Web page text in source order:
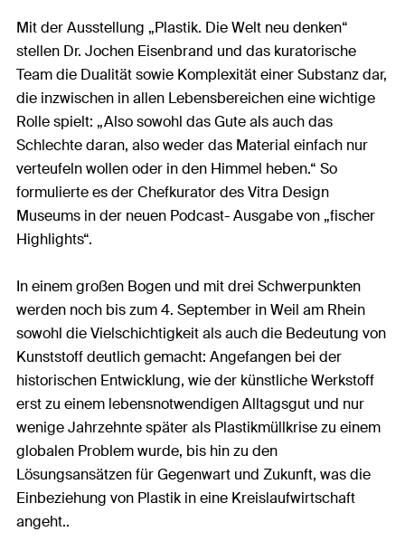
Mit der Ausstellung „Plastik. Die Welt neu denken“
stellen Dr. Jochen Eisenbrand und das kuratorische
Team die Dualität sowie Komplexität einer Substanz dar,
die inzwischen in allen Lebensbereichen eine wichtige
Rolle spielt: „Also sowohl das Gute als auch das
Schlechte daran, also weder das Material einfach nur
verteufeln wollen oder in den Himmel heben.“ So
formulierte es der Chefkurator des Vitra Design
Museums in der neuen Podcast- Ausgabe von „fischer
Highlights“.
In einem großen Bogen und mit drei Schwerpunkten
werden noch bis zum 4. September in Weil am Rhein
sowohl die Vielschichtigkeit als auch die Bedeutung von
Kunststoff deutlich gemacht: Angefangen bei der
historischen Entwicklung, wie der künstliche Werkstoff
erst zu einem lebensnotwendigen Alltagsgut und nur
wenige Jahrzehnte später als Plastikmüllkrise zu einem
globalen Problem wurde, bis hin zu den
Lösungsansätzen für Gegenwart und Zukunft, was die
Einbeziehung von Plastik in eine Kreislaufwirtschaft
angeht..